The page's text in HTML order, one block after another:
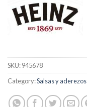
SKU:945678
Category:Salsas y aderezos